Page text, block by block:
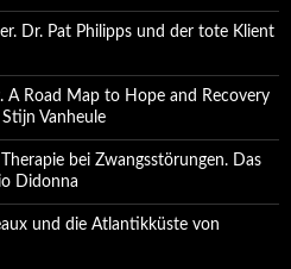
Dr. Pat Philipps und der tote Klient
A Road Map to Hope and Recovery
Vanheule
bei Zwangsstörungen. Das
Didonna
und die Atlantikküste von